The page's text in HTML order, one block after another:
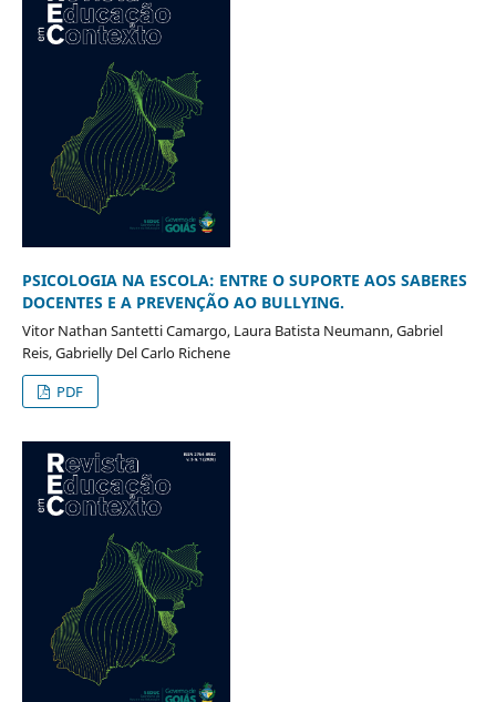
PSICOLOGIA NA ESCOLA: ENTRE O SUPORTE AOS SABERES
DOCENTES E A PREVENÇÃO AO BULLYING.
Vitor Nathan Santetti Camargo, Laura Batista Neumann, Gabriel
Reis, Gabrielly Del Carlo Richene
PDF